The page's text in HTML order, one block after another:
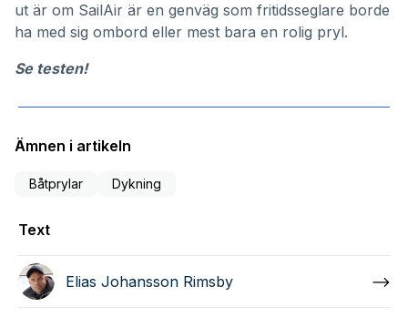
ut är om SailAir är en genväg som fritidsseglare borde
ha med sig ombord eller mest bara en rolig pryl.
Se testen!
Ämnen i artikeln
Båtprylar Dykning
Text
Elias Johansson Rimsby